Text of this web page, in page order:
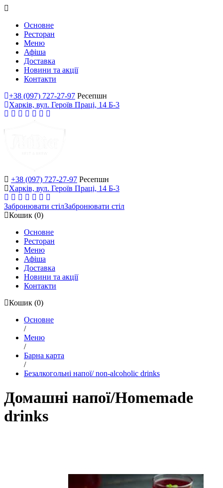
Основне
Ресторан
Меню
Афіша
Доставка
Новини та акції
Контакти
+38 (097) 727-27-97 Ресепшн
Харків, вул. Героїв Праці, 14 Б-3
+38 (097) 727-27-97 Ресепшн
Харків, вул. Героїв Праці, 14 Б-3
Забронювати стілЗабронювати стіл
Кошик (0)
Основне
Ресторан
Меню
Афіша
Доставка
Новини та акції
Контакти
Кошик (0)
Основне
/
Меню
/
Барна карта
/
Безалкогольні напої/ non-alcoholic drinks
Домашні напої/Homemade
drinks